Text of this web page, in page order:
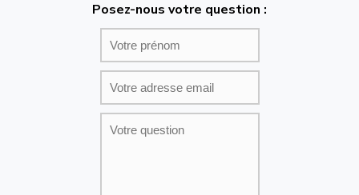
Posez-nous votre question :